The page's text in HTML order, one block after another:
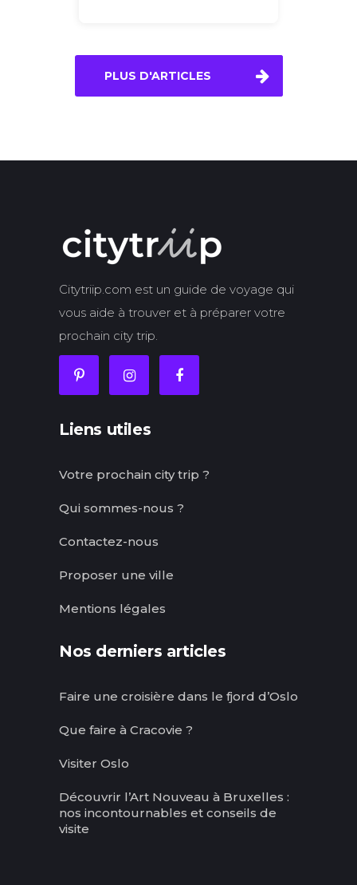
PLUS D'ARTICLES
Citytriip.com est un guide de voyage qui
vous aide à trouver et à préparer votre
prochain city trip.
Liens utiles
Votre prochain city trip ?
Qui sommes-nous ?
Contactez-nous
Proposer une ville
Mentions légales
Nos derniers articles
Faire une croisière dans le fjord d’Oslo
Que faire à Cracovie ?
Visiter Oslo
Découvrir l’Art Nouveau à Bruxelles :
nos incontournables et conseils de
visite